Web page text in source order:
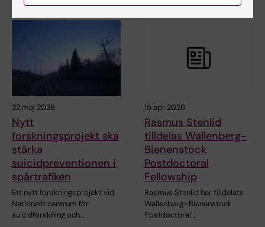
22 maj 2026
Nytt
forskningsprojekt ska
stärka
suicidpreventionen i
spårtrafiken
Ett nytt forskningsprojekt vid
Nationellt centrum för
suicidforskning och…
15 apr 2026
Rasmus Stenlid
tilldelas Wallenberg-
Bienenstock
Postdoctoral
Fellowship
Rasmus Stenlid har tilldelats
Wallenberg–Bienenstock
Postdoctoral…